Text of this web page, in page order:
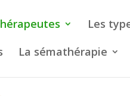
Les
La sémathérapie